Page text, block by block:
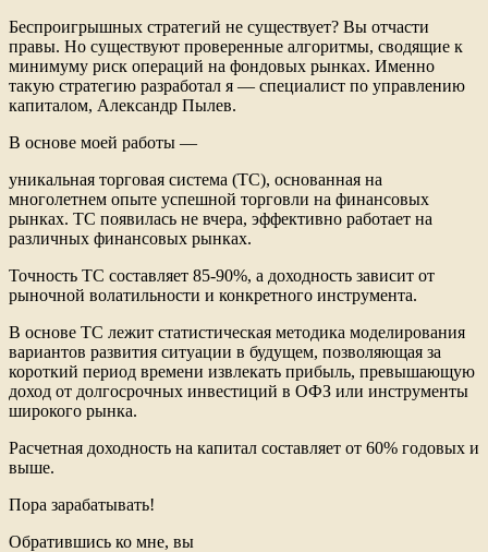
Беспроигрышных стратегий не существует? Вы отчасти
правы. Но существуют проверенные алгоритмы, сводящие к
минимуму риск операций на фондовых рынках. Именно
такую стратегию разработал я — специалист по управлению
капиталом, Александр Пылев.
В основе моей работы —
уникальная торговая система (ТС), основанная на
многолетнем опыте успешной торговли на финансовых
рынках. ТС появилась не вчера, эффективно работает на
различных финансовых рынках.
Точность ТС составляет 85-90%, а доходность зависит от
рыночной волатильности и конкретного инструмента.
В основе ТС лежит статистическая методика моделирования
вариантов развития ситуации в будущем, позволяющая за
короткий период времени извлекать прибыль, превышающую
доход от долгосрочных инвестиций в ОФЗ или инструменты
широкого рынка.
Расчетная доходность на капитал составляет от 60% годовых и
выше.
Пора зарабатывать!
Обратившись ко мне, вы